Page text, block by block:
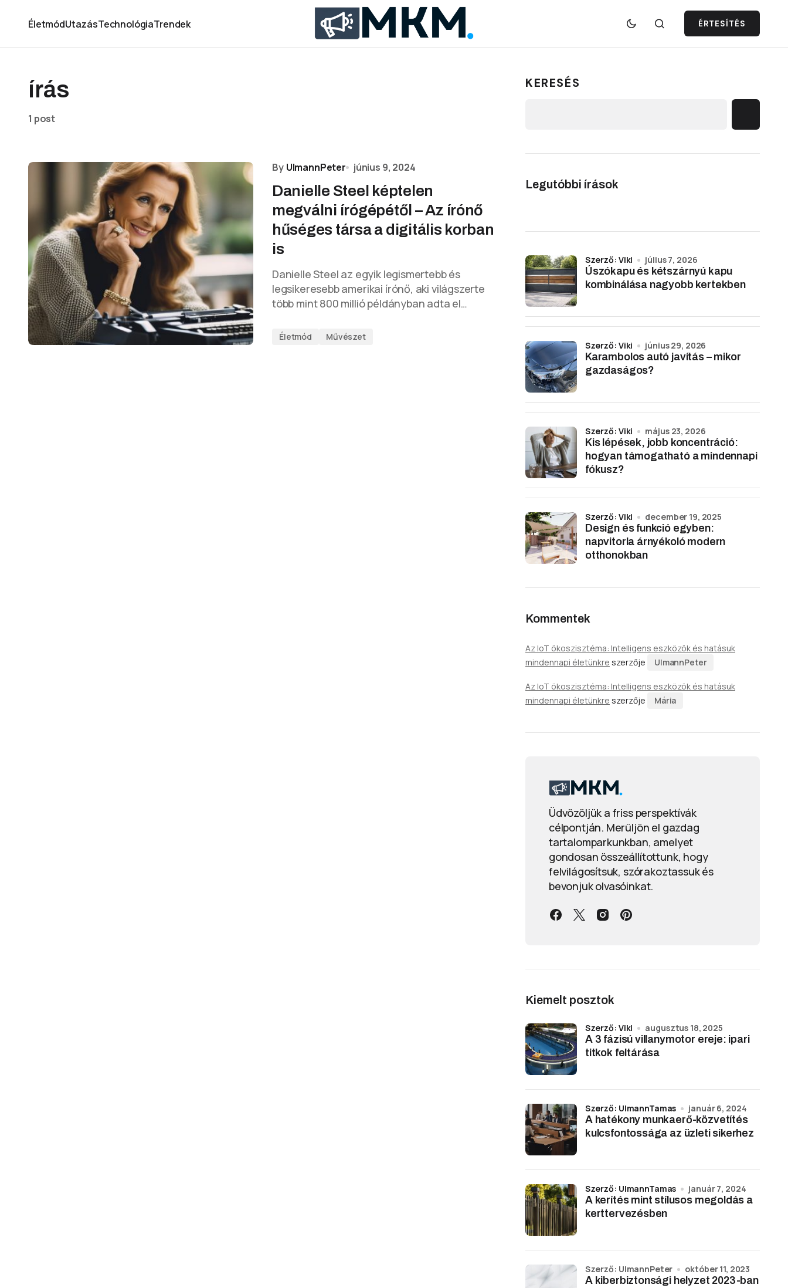
ÉletmódUtazásTechnológiaTrendek ÉRTESÍTÉS
írás
1 post
By UlmannPeter június 9, 2024
Danielle Steel képtelen
megválni írógépétől – Az írónő
hűséges társa a digitális korban
is
Danielle Steel az egyik legismertebb és
legsikeresebb amerikai írónő, aki világszerte
több mint 800 millió példányban adta el…
Életmód Művészet
KERESÉS
Legutóbbi írások
Úszókapu és kétszárnyú kapu
kombinálása nagyobb kertekben
Szerző: Viki július 7, 2026
Karambolos autó javítás – mikor
gazdaságos?
Szerző: Viki június 29, 2026
Kis lépések, jobb koncentráció:
hogyan támogatható a mindennapi
fókusz?
Szerző: Viki május 23, 2026
Design és funkció egyben:
napvitorla árnyékoló modern
otthonokban
Szerző: Viki december 19, 2025
Kommentek
Az IoT ökoszisztéma: Intelligens eszközök és hatásuk
mindennapi életünkre szerzője UlmannPeter
Az IoT ökoszisztéma: Intelligens eszközök és hatásuk
mindennapi életünkre szerzője Mária
Üdvözöljük a friss perspektívák
célpontján. Merüljön el gazdag
tartalomparkunkban, amelyet
gondosan összeállítottunk, hogy
felvilágosítsuk, szórakoztassuk és
bevonjuk olvasóinkat.
Kiemelt posztok
A 3 fázisú villanymotor ereje: ipari
titkok feltárása
Szerző: Viki augusztus 18, 2025
A hatékony munkaerő-közvetítés
kulcsfontossága az üzleti sikerhez
Szerző: UlmannTamas január 6, 2024
A kerítés mint stílusos megoldás a
kerttervezésben
Szerző: UlmannTamas január 7, 2024
A kiberbiztonsági helyzet 2023-ban
Szerző: UlmannPeter október 11, 2023